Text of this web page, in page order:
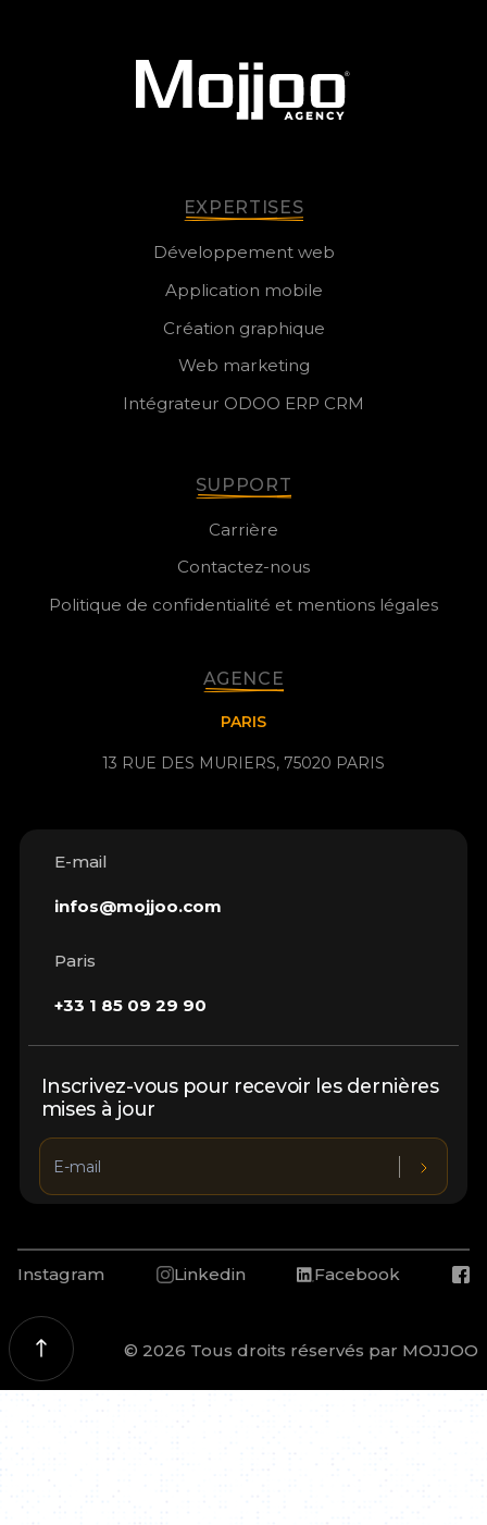
EXPERTISES
Développement web
Application mobile
Création graphique
Web marketing
Intégrateur ODOO ERP CRM
SUPPORT
Carrière
Contactez-nous
Politique de confidentialité et mentions légales
AGENCE
PARIS
13 RUE DES MURIERS, 75020 PARIS
E-mail
infos@mojjoo.com
Paris
+33 1 85 09 29 90
Inscrivez-vous pour recevoir les dernières
mises à jour
Instagram Linkedin Facebook
© 2026 Tous droits réservés par MOJJOO